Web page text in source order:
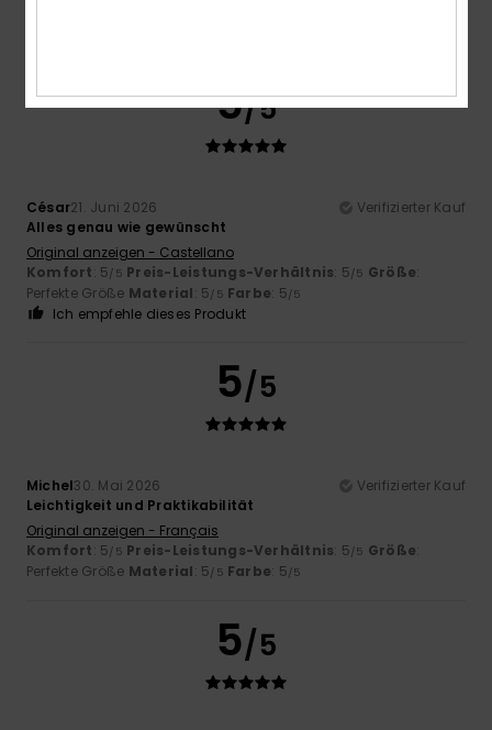
5/5
César21. Juni 2026
Verifizierter Kauf
Alles genau wie gewünscht
Original anzeigen - Castellano
Komfort: 5/5 Preis-Leistungs-Verhältnis: 5/5 Größe:
Perfekte Größe Material: 5/5 Farbe: 5/5
Ich empfehle dieses Produkt
5/5
Michel30. Mai 2026
Verifizierter Kauf
Leichtigkeit und Praktikabilität
Original anzeigen - Français
Komfort: 5/5 Preis-Leistungs-Verhältnis: 5/5 Größe:
Perfekte Größe Material: 5/5 Farbe: 5/5
5/5